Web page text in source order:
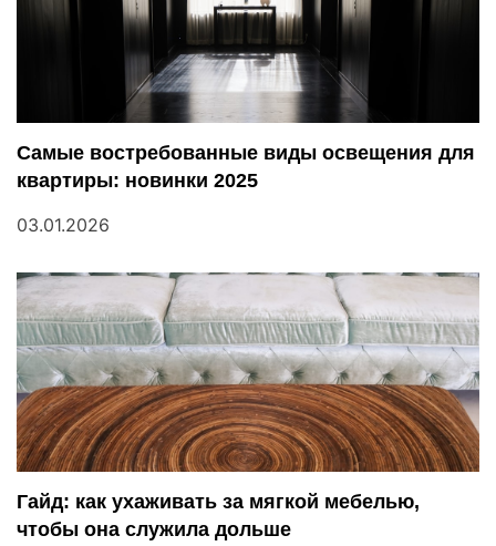
п
о
з
а
п
и
с
я
м
Самые востребованные виды освещения для
квартиры: новинки 2025
03.01.2026
Гайд: как ухаживать за мягкой мебелью,
чтобы она служила дольше